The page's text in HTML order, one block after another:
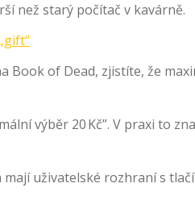
než starý počítač v kavárně.
of Dead, zjistíte, že
výběr 20 Kč”. V praxi to
uživatelské rozhraní s